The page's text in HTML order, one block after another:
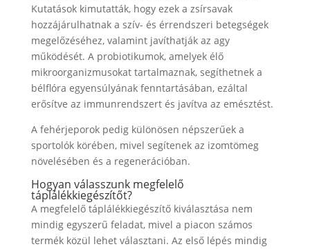
Kutatások kimutatták, hogy ezek a zsírsavak
hozzájárulhatnak a szív- és érrendszeri betegségek
megelőzéséhez, valamint javíthatják az agy
működését. A probiotikumok, amelyek élő
mikroorganizmusokat tartalmaznak, segíthetnek a
bélflóra egyensúlyának fenntartásában, ezáltal
erősítve az immunrendszert és javítva az emésztést.
A fehérjeporok pedig különösen népszerűek a
sportolók körében, mivel segítenek az izomtömeg
növelésében és a regenerációban.
Hogyan válasszunk megfelelő
táplálékkiegészítőt?
A megfelelő táplálékkiegészítő kiválasztása nem
mindig egyszerű feladat, mivel a piacon számos
termék közül lehet választani. Az első lépés mindig